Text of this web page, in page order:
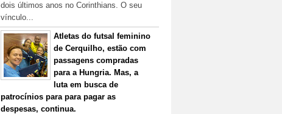
dois últimos anos no Corinthians. O seu
vínculo...
Atletas do futsal feminino
de Cerquilho, estão com
passagens compradas
para a Hungria. Mas, a
luta em busca de
patrocínios para para pagar as
despesas, continua.